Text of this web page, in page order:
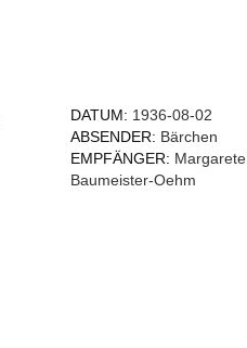
DATUM: 1936-08-02
ABSENDER: Bärchen
EMPFÄNGER: Margarete
Baumeister-Oehm